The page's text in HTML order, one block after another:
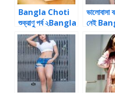
Bangla Choti
শুক্রাণু পর্ব ২Bangla
Choti Choti
ভালোবাসা
নেই
Choti
and
Stories